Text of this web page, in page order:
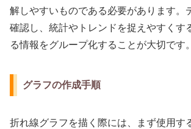
解しやすいものである必要があります。
確認し、統計やトレンドを捉えやすくす
る情報をグループ化することが大切です。
グラフの作成手順
折れ線グラフを描く際には、まず使用す